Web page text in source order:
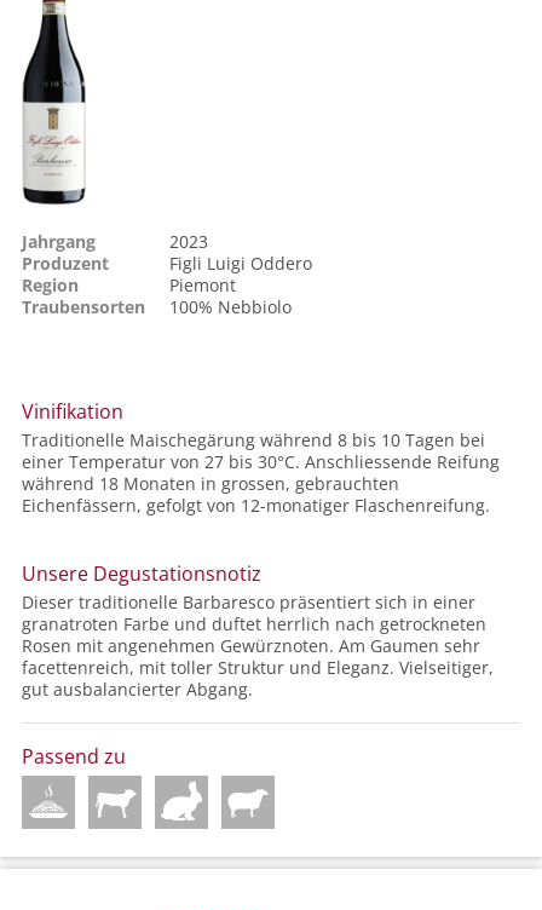
Jahrgang
2023
Produzent
Figli Luigi Oddero
Region
Piemont
Traubensorten
100% Nebbiolo
Vinifikation
Traditionelle Maischegärung während 8 bis 10 Tagen bei
einer Temperatur von 27 bis 30°C. Anschliessende Reifung
während 18 Monaten in grossen, gebrauchten
Eichenfässern, gefolgt von 12-monatiger Flaschenreifung.
Unsere Degustationsnotiz
Dieser traditionelle Barbaresco präsentiert sich in einer
granatroten Farbe und duftet herrlich nach getrockneten
Rosen mit angenehmen Gewürznoten. Am Gaumen sehr
facettenreich, mit toller Struktur und Eleganz. Vielseitiger,
gut ausbalancierter Abgang.
Passend zu